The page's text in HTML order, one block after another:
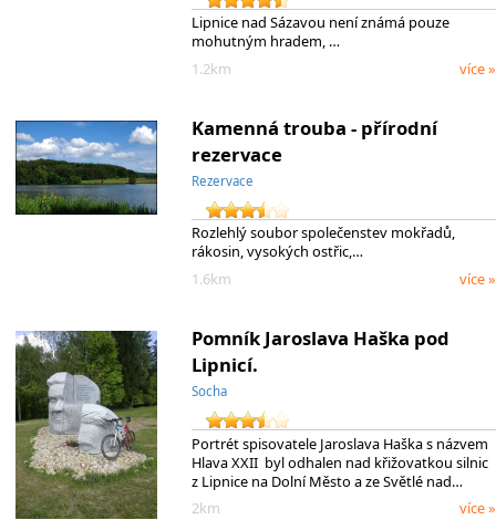
Lipnice nad Sázavou není známá pouze
mohutným hradem, …
1.2km
více »
Kamenná trouba - přírodní
rezervace
Rezervace
Rozlehlý soubor společenstev mokřadů,
rákosin, vysokých ostřic,…
1.6km
více »
Pomník Jaroslava Haška pod
Lipnicí.
Socha
Portrét spisovatele Jaroslava Haška s názvem
Hlava XXII byl odhalen nad křižovatkou silnic
z Lipnice na Dolní Město a ze Světlé nad…
2km
více »